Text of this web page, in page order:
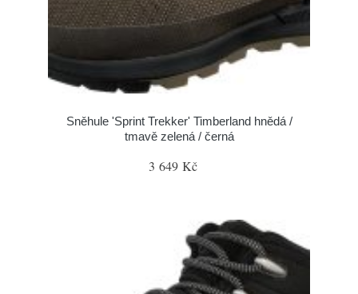
Sněhule 'Sprint Trekker' Timberland hnědá /
tmavě zelená / černá
3 649 Kč